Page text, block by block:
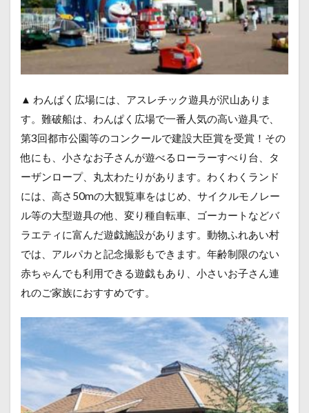
▲ わんぱく広場には、アスレチック遊具が沢山ありま
す。難破船は、わんぱく広場で一番人気の高い遊具で、
第3回都市公園等のコンクールで建設大臣賞を受賞！その
他にも、小さなお子さんが遊べるローラーすべり台、タ
ーザンロープ、丸太わたりがあります。わくわくランド
には、高さ50mの大観覧車をはじめ、サイクルモノレー
ル等の大型遊具の他、変り種自転車、ゴーカートなどバ
ラエティに富んだ遊戯施設があります。動物ふれあい村
では、アルパカと記念撮影もできます。年齢制限のない
赤ちゃんでも利用できる遊戯もあり、小さいお子さん連
れのご家族におすすめです。